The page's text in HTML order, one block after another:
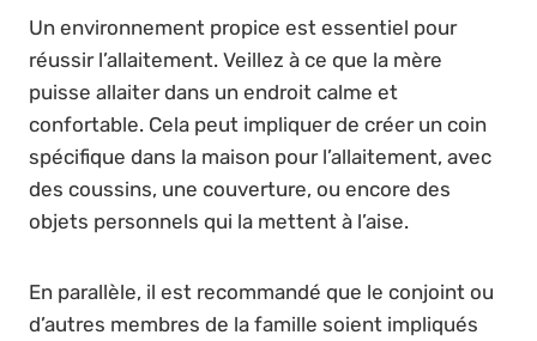
Un environnement propice est essentiel pour
réussir l’allaitement. Veillez à ce que la mère
puisse allaiter dans un endroit calme et
confortable. Cela peut impliquer de créer un coin
spécifique dans la maison pour l’allaitement, avec
des coussins, une couverture, ou encore des
objets personnels qui la mettent à l’aise.
En parallèle, il est recommandé que le conjoint ou
d’autres membres de la famille soient impliqués